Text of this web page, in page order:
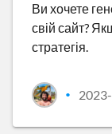
Ви хочете
свій сайт?
стратегія.
•